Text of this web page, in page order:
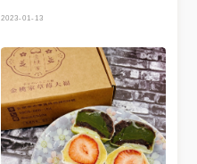
盒🥹
2023-01-13